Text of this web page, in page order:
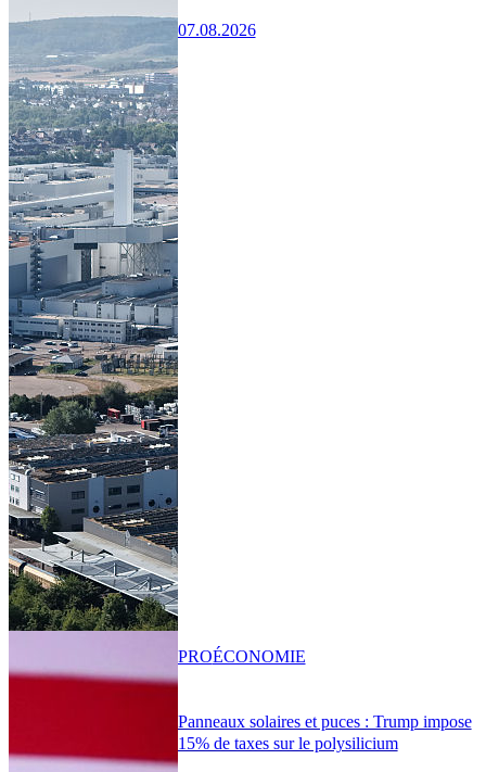
07.08.2026
Panneaux solaires et puces : Trump impose
15% de taxes sur le polysilicium
PROÉCONOMIE